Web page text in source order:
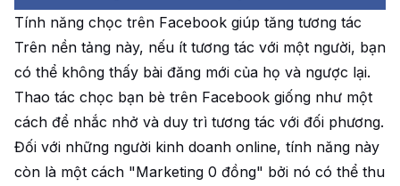
Tính năng chọc trên Facebook giúp tăng tương tác
Trên nền tảng này, nếu ít tương tác với một người, bạn
có thể không thấy bài đăng mới của họ và ngược lại.
Thao tác chọc bạn bè trên Facebook giống như một
cách để nhắc nhở và duy trì tương tác với đối phương.
Đối với những người kinh doanh online, tính năng này
còn là một cách "Marketing 0 đồng" bởi nó có thể thu